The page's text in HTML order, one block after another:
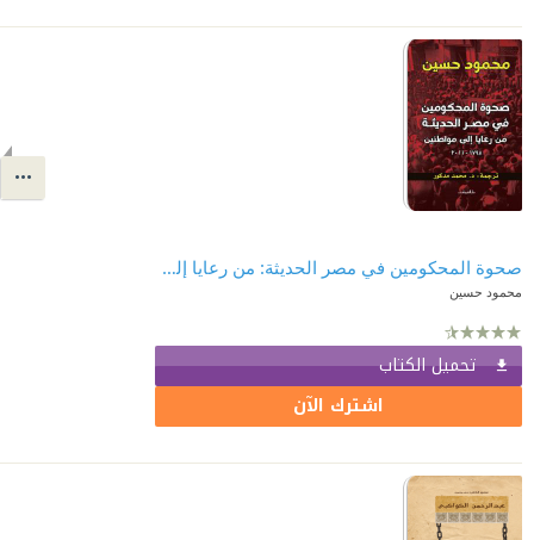
صحوة المحكومين في مصر الحديثة: من رعايا إلى مواطنين 1798 - 2011
محمود حسين
تحميل الكتاب
اشترك الآن